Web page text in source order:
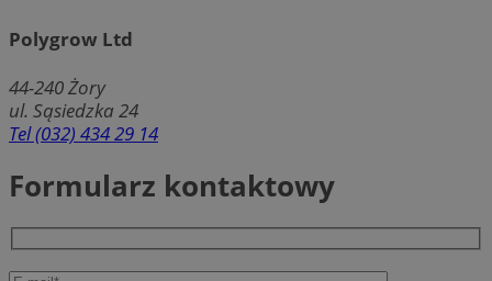
Polygrow Ltd
44-240Żory
ul. Sąsiedzka 24
Tel (032) 434 29 14
Formularz kontaktowy